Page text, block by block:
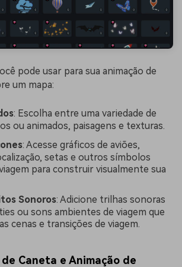
pode usar para sua animação de
um mapa:
: Escolha entre uma variedade de
ou animados, paisagens e texturas.
: Acesse gráficos de aviões,
setas e outros símbolos
para construir visualmente sua
Sonoros: Adicione trilhas sonoras
ou sons ambientes de viagem que
cenas e transições de viagem.
Caneta e Animação de